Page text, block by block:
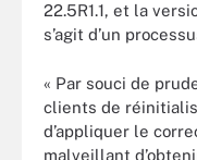
22.5R1.1, et la
s’agit d’un
« Par souci de
clients de
d’appliquer le
malveillant